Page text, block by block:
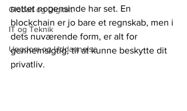
Globalt og Digitalt
IT og Teknik
Ungdom og Uddannelse
nettet nogensinde har set. En
blockchain er jo bare et regnskab, men i
dets nuværende form, er alt for
gennemsigtig, til at kunne beskytte dit
privatliv.